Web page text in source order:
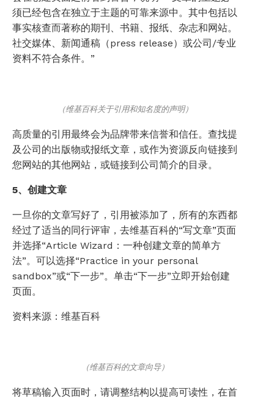
须已经包含在独立于主题的可靠来源中。其中包括以
事实核查而著称的期刊、书籍、报纸、杂志和网站。
社交媒体、新闻通稿（press release）或公司/专业
资料不符合条件。”
（维基百科关于引用和知名度的声明）
高质量的引用最终会为品牌带来信誉和信任。查找提
及公司的出版物或报纸文章，或作为资源反向链接到
您网站的其他网站，或链接到公司简介的目录。
5、创建文章
一旦你的文章写好了，引用被添加了，所有的东西都
经过了适当的同行评审，去维基百科的“写文章”页面
并选择“Article Wizard：一种创建文章的简单方
法”。可以选择“Practice in your personal
sandbox”或“下一步”。单击“下一步”立即开始创建
页面。
资料来源：维基百科
（维基百科的文章向导）
将草稿输入页面时，请调整结构以提高可读性，在首